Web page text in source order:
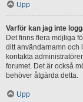
Upp
Varför kan jag inte
Det finns flera möjliga
ditt användarnamn och
kontakta
forumet. Det är också
behöver åtgärda detta.
Upp